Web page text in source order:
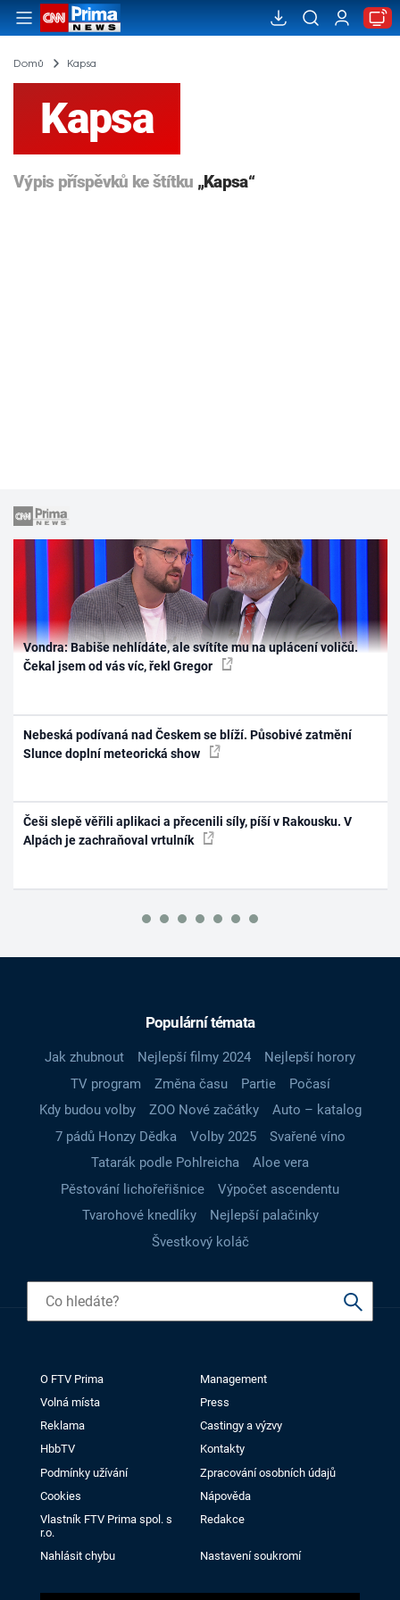
Domů Kapsa
Kapsa
Výpis příspěvků ke štítku „Kapsa“
Vondra: Babiše nehlídáte, ale svítíte mu na uplácení voličů.
Čekal jsem od vás víc, řekl Gregor
Nebeská podívaná nad Českem se blíží. Působivé zatmění
Slunce doplní meteorická show
Češi slepě věřili aplikaci a přecenili síly, píší v Rakousku. V
Alpách je zachraňoval vrtulník
Populární témata
Jak zhubnout Nejlepší filmy 2024
Nejlepší horory
TV program
Změna času Partie
Počasí
Kdy budou volby
ZOO Nové začátky
Auto – katalog
7 pádů Honzy Dědka
Volby 2025
Svařené víno
Tatarák podle Pohlreicha
Aloe vera
Pěstování lichořeřišnice
Výpočet ascendentu
Tvarohové knedlíky
Nejlepší palačinky
Švestkový koláč
O FTV Prima
Management
Volná místa
Press
Reklama
Castingy a výzvy
HbbTV
Kontakty
Podmínky užívání
Zpracování osobních údajů
Cookies
Nápověda
Vlastník FTV Prima spol. s
r.o.
Redakce
Nahlásit chybu Nastavení soukromí